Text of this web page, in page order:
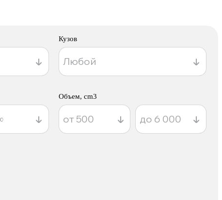
Кузов
Объем, cm3